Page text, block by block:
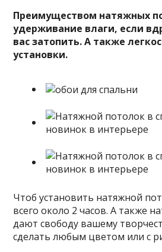
Преимуществом натяжных
удерживание влаги, если
вас затопить. А также
установки.
Чтоб установить натяжной
всего около 2 часов. А также
дают свободу вашему
сделать любым цветом или с